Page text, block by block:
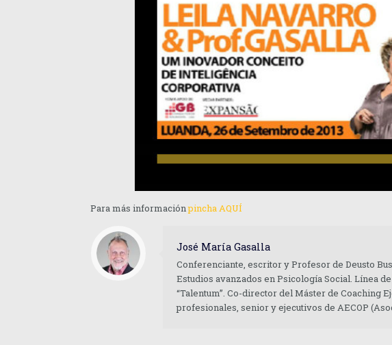
Para más informaciónpincha AQUÍ
José María Gasalla
Conferenciante, escritor y Profesor de Deusto
Estudios avanzados en Psicología Social. Línea
“Talentum”. Co-director del Máster de Coaching
profesionales, senior y ejecutivos de AECOP